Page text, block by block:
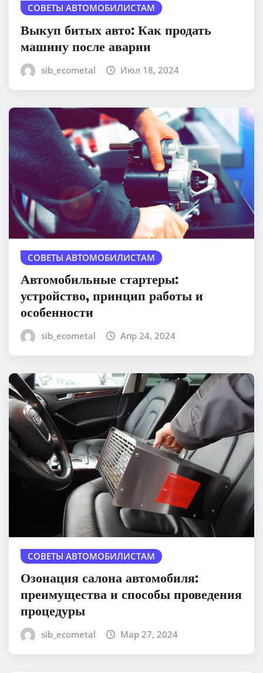
СОВЕТЫ АВТОМОБИЛИСТАМ
Выкуп битых авто: Как продать
машину после аварии
sib_ecometal Июл 18, 2024
СОВЕТЫ АВТОМОБИЛИСТАМ
Автомобильные стартеры:
устройство, принцип работы и
особенности
sib_ecometal Апр 24, 2024
СОВЕТЫ АВТОМОБИЛИСТАМ
Озонация салона автомобиля:
преимущества и способы проведения
процедуры
sib_ecometal Мар 27, 2024